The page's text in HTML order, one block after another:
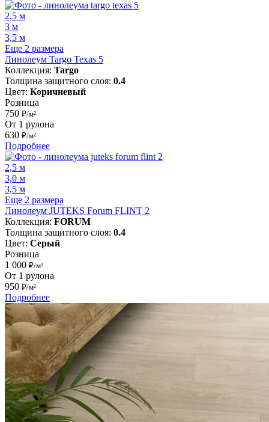
2,5 м
3 м
3,5 м
Еще 2 размера
Линолеум Targo Texas 5
Коллекция: Targo
Толщина защитного слоя: 0.4
Цвет: Коричневый
Розница
750 ₽/м²
От 1 рулона
630 ₽/м²
Подробнее
2,5 м
3,0 м
3,5 м
Еще 2 размера
Линолеум JUTEKS Forum FLINT 2
Коллекция: FORUM
Толщина защитного слоя: 0.4
Цвет: Серый
Розница
1 000 ₽/м²
От 1 рулона
950 ₽/м²
Подробнее